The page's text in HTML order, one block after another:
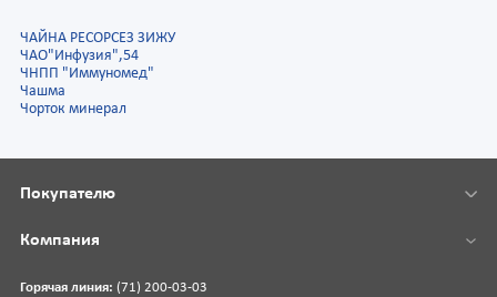
ЧАЙНА РЕСОРСЕЗ ЗИЖУ
ЧАО"Инфузия",54
ЧНПП "Иммуномед"
Чашма
Чорток минерал
Горячая линия: (71) 200-03-03
Покупателю
Компания